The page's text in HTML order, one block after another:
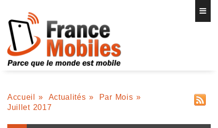
Accueil » Actualités » Par Mois »
Juillet 2017